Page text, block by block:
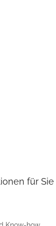
für Sie